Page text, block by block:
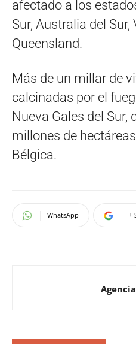
afectado a los
Sur, Australia del Sur,
Queensland.
Más de un millar de
calcinadas por el
Nueva Gales del Sur,
millones de
Bélgica.
WhatsApp +